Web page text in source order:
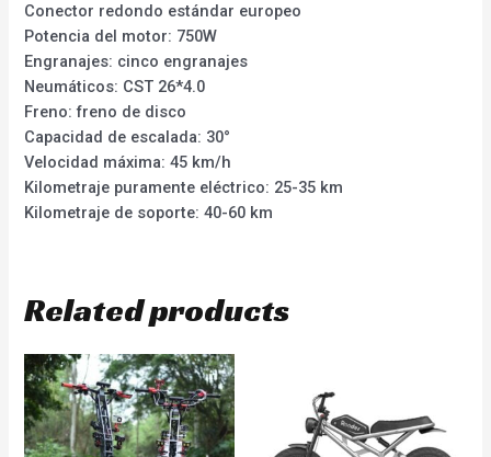
Conector redondo estándar europeo
Potencia del motor: 750W
Engranajes: cinco engranajes
Neumáticos: CST 26*4.0
Freno: freno de disco
Capacidad de escalada: 30°
Velocidad máxima: 45 km/h
Kilometraje puramente eléctrico: 25-35 km
Kilometraje de soporte: 40-60 km
Related products